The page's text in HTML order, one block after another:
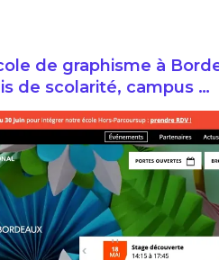
de graphisme à
de scolarité, campus …